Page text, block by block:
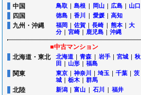
中国 鳥取 島根 岡山 広島 山口
四国 徳島 香川 愛媛 高知
九州・沖縄 福岡 佐賀 長崎 熊本
大
分
宮崎 鹿児島 沖縄
■中古マンション
北海道・東北
北海道 青森 岩手 宮城
秋
田
山形 福島
関東 東京 神奈川 埼玉 千葉
茨
城
栃木 群馬
北陸 新潟 富山 石川 福井